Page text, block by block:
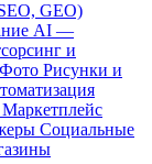
GEO)
AI —
и
Рисунки и
Маркетплейс
Социальные